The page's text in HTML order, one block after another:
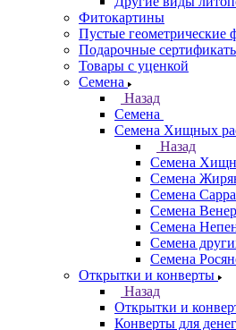
Фитокартины
Пустые геометрические
Подарочные
Товары с уценкой
Семена
Назад
Семена
Семена Хищных
Назад
Семена
Семена
Семена
Семена
Семена
Семена
Семена
Открытки и конверты
Назад
Открытки и
Конверты для денег